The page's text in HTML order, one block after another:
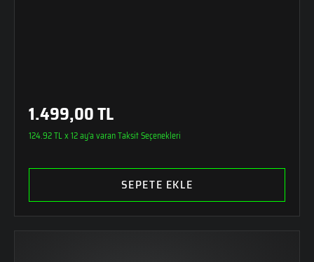
1.499,00 TL
124.92 TL x 12 ay'a varan Taksit Seçenekleri
SEPETE EKLE